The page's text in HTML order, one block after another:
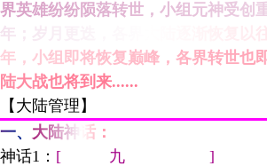
界英雄纷纷陨落转世，小组元神受创
年；岁月更迭，各界大陆逐渐恢复以
年，小组即将恢复巅峰，各界转世也
陆大战也将到来......
【大陆管理】
一、大陆神话：
神话1： [ 九 ]